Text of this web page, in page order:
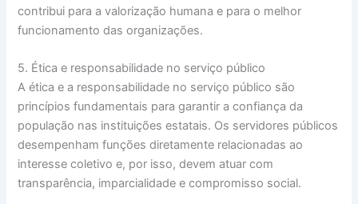
contribui para a valorização humana e para o melhor
funcionamento das organizações.
5. Ética e responsabilidade no serviço público
A ética e a responsabilidade no serviço público são
princípios fundamentais para garantir a confiança da
população nas instituições estatais. Os servidores públicos
desempenham funções diretamente relacionadas ao
interesse coletivo e, por isso, devem atuar com
transparência, imparcialidade e compromisso social.